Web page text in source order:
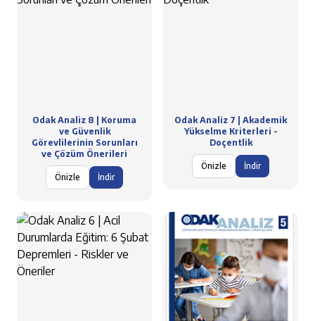
Odak Analiz 8 | Koruma
ve Güvenlik
Görevlilerinin Sorunları
ve Çözüm Önerileri
Önizle İndir
Odak Analiz 7 | Akademik
Yükselme Kriterleri -
Doçentlik
Önizle İndir